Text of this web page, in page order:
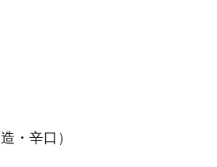
・辛口）